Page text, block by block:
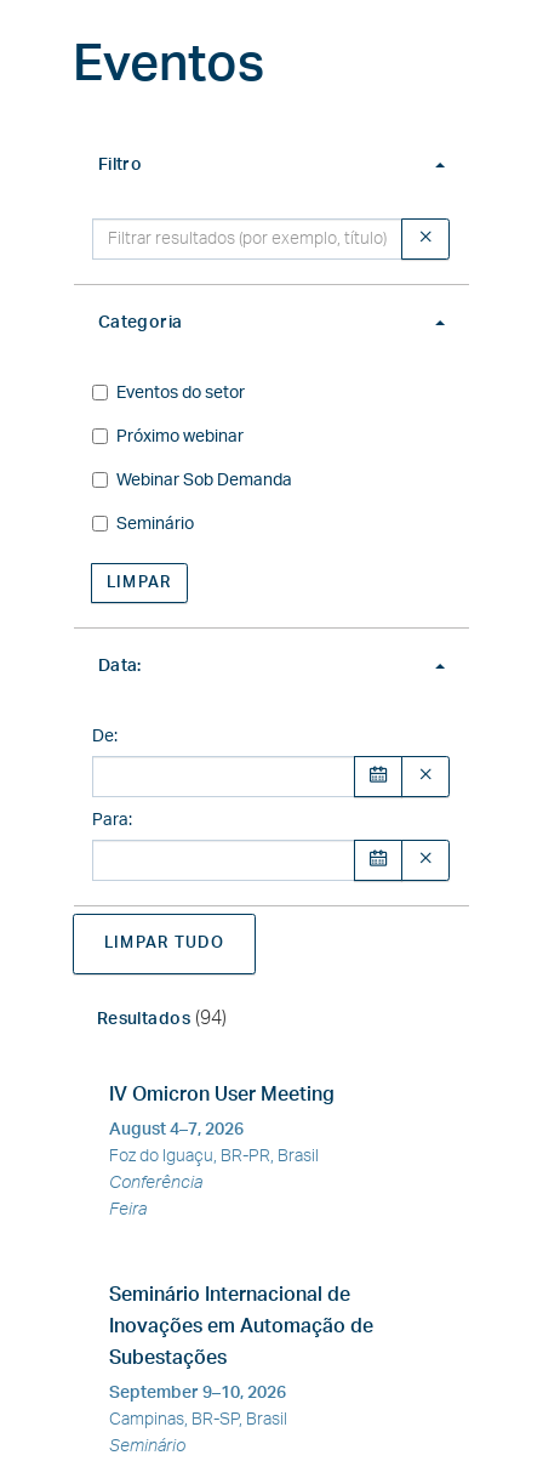
Eventos
Filtro
Filtro
Categoria
Categoria
Eventos do setor
Próximo webinar
Webinar Sob Demanda
Seminário
LIMPAR
Data:
De:
Para:
LIMPAR TUDO
Resultados (94)
IV Omicron User Meeting
August 4–7, 2026
Foz do Iguaçu, BR-PR, Brasil
Conferência
Feira
Seminário Internacional de
Inovações em Automação de
Subestações
September 9–10, 2026
Campinas, BR-SP, Brasil
Seminário